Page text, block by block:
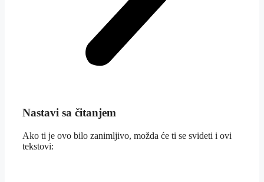
Nastavi sa čitanjem
Ako ti je ovo bilo zanimljivo, možda će ti se svideti i ovi
tekstovi: